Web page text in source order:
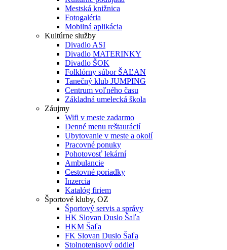
Mestská knižnica
Fotogaléria
Mobilná aplikácia
Kultúrne služby
Divadlo ASI
Divadlo MATERINKY
Divadlo ŠOK
Folklórny súbor ŠAĽAN
Tanečný klub JUMPING
Centrum voľného času
Základná umelecká škola
Záujmy
Wifi v meste zadarmo
Denné menu reštaurácií
Ubytovanie v meste a okolí
Pracovné ponuky
Pohotovosť lekární
Ambulancie
Cestovné poriadky
Inzercia
Katalóg firiem
Športové kluby, OZ
Športový servis a správy
HK Slovan Duslo Šaľa
HKM Šaľa
FK Slovan Duslo Šaľa
Stolnotenisový oddiel